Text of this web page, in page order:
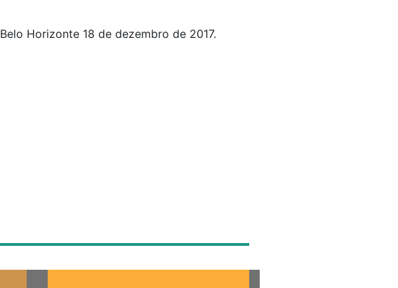
Belo Horizonte 18 de dezembro de 2017.